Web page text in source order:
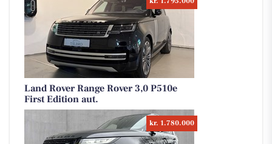
Land Rover Range Rover 3,0 P510e
First Edition aut.
kr. 1.780.000